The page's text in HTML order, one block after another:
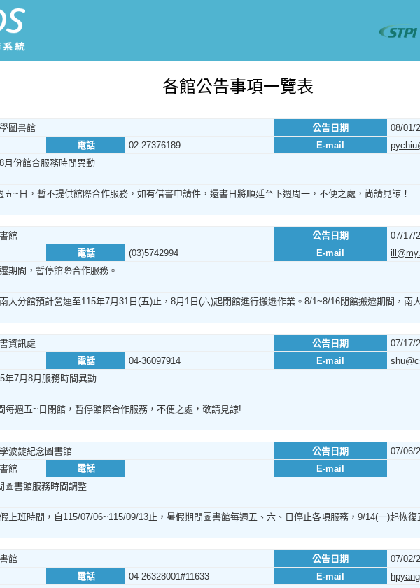
各館公告事項一覽表
圖書館 公告日期
08/01/
電話 02-27376189 E-mail
月份館合服務時間異動
五~日，暫不提供館際合作服務，如有借書申請件，還書日將順延至下週周一，不便之處，尚請見諒！
館 公告日期
07/17/
電話 (03)5742994 E-mail
期間，暫停館際合作服務。
大分館預計營運至115年7月31日(五)止，8月1日(六)起閉館進行搬遷作業。8/1~8/16閉館搬遷期間，南
資訊處 公告日期
07/17/
電話 04-36097914 E-mail
年7月8月服務時間異動
每週五~日閉館，暫停館際合作服務，不便之處，敬請見諒!
波錠紀念圖書館 公告日期
07/06/
館 電話
E-mail
圖書館服務時間調整
上班時間，自115/07/06~115/09/13止，暑假期間圖書館每週五、六、日停止各項服務，9/14(一)起恢復
館 公告日期
07/02/
電話 04-26328001#11633 E-mail